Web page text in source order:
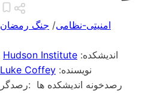
امنیتی-نظامی/ جنگ رمضان
Hudson Institute :اندیشکده
Luke Coffey :نویسنده
رصدخونه اندیشکده ها :رصدگر